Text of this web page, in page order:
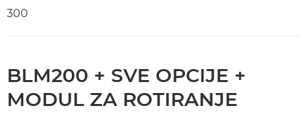
300
BLM200 + SVE OPCIJE +
MODUL ZA ROTIRANJE